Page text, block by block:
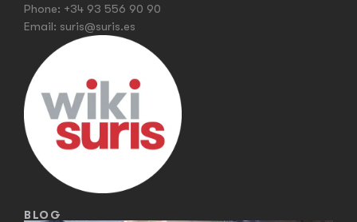
Phone: +34 93 556 90 90
Email: suris@suris.es
BLOG